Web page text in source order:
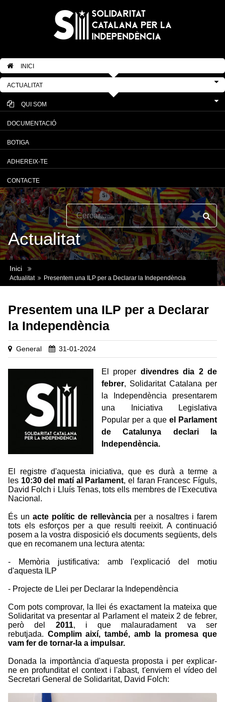
INICI
ACTUALITAT
QUI SOM
DOCUMENTACIÓ
BOTIGA
ADHEREIX-TE
CONTACTE
Inici
Actualitat Presentem una ILP per a Declarar la Independència
Actualitat
Presentem una ILP per a Declarar
la Independència
General 31-01-2024
El proper divendres dia 2 de
febrer, Solidaritat Catalana per
la Independència presentarem
una Iniciativa Legislativa
Popular per a que el Parlament
de Catalunya declari la
Independència.
El registre d'aquesta iniciativa, que es durà a terme a
les 10:30 del matí al Parlament, el faran Francesc Fíguls,
David Folch i Lluís Tenas, tots ells membres de l'Executiva
Nacional.
És un acte polític de rellevànciaper a nosaltres i farem
tots els esforços per a que resulti reeixit. A continuació
posem a la vostra disposició els documents següents, dels
que en recomanem una lectura atenta:
- Memòria justificativa: amb l'explicació del motiu
d'aquesta ILP
- Projecte de Llei per Declarar la Independència
Com pots comprovar, la llei és exactament la mateixa que
Solidaritat va presentar al Parlament el mateix 2 de febrer,
però del 2011, i que malauradament va ser
rebutjada. Complim així, també, amb la promesa que
vam fer de tornar-la a impulsar.
Donada la importància d'aquesta proposta i per explicar-
ne en profunditat el context i l'abast, t'enviem el vídeo del
Secretari General de Solidaritat, David Folch: